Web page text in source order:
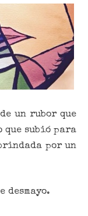
un rubor que
que subió para
por un
desmayo.